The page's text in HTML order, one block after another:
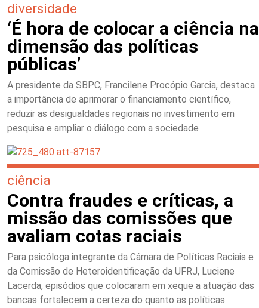
diversidade
‘É hora de colocar a ciência na
dimensão das políticas
públicas’
A presidente da SBPC, Francilene Procópio Garcia, destaca
a importância de aprimorar o financiamento científico,
reduzir as desigualdades regionais no investimento em
pesquisa e ampliar o diálogo com a sociedade
ciência
Contra fraudes e críticas, a
missão das comissões que
avaliam cotas raciais
Para psicóloga integrante da Câmara de Políticas Raciais e
da Comissão de Heteroidentificação da UFRJ, Luciene
Lacerda, episódios que colocaram em xeque a atuação das
bancas fortalecem a certeza do quanto as políticas